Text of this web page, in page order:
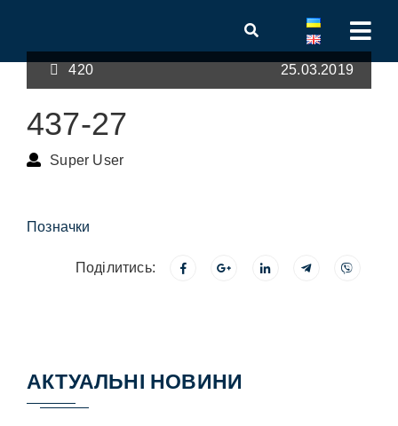
420 25.03.2019
437-27
Super User
Позначки
Поділитись:
АКТУАЛЬНІ НОВИНИ